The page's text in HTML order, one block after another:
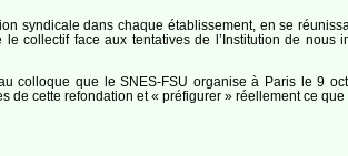
syndicale dans chaque établissement, en se
le collectif face aux tentatives de l’Institution de
colloque que le SNES-FSU organise à Paris le 9
cette refondation et « préfigurer » réellement ce